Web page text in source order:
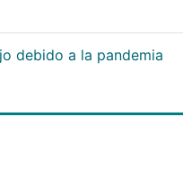
debido a la pandemia